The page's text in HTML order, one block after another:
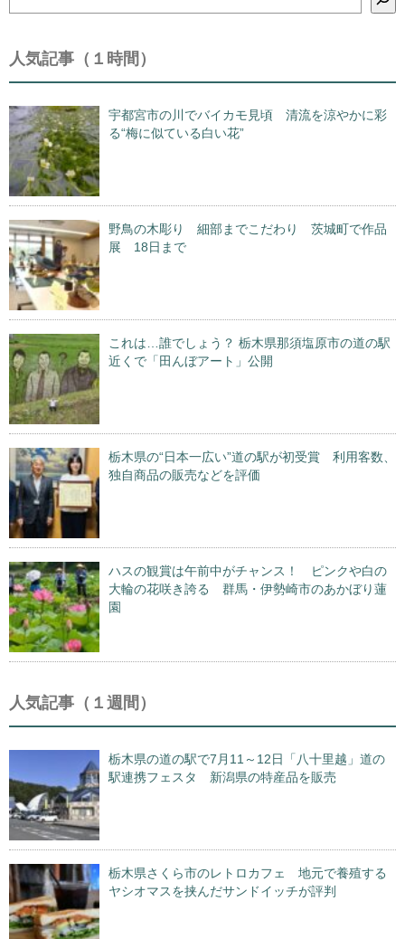
人気記事（１時間）
宇都宮市の川でバイカモ見頃 清流を涼やかに彩
る“梅に似ている白い花”
野鳥の木彫り 細部までこだわり 茨城町で作品
展 18日まで
これは…誰でしょう？ 栃木県那須塩原市の道の駅
近くで「田んぼアート」公開
栃木県の“日本一広い”道の駅が初受賞 利用客数、
独自商品の販売などを評価
ハスの観賞は午前中がチャンス！ ピンクや白の
大輪の花咲き誇る 群馬・伊勢崎市のあかぼり蓮
園
人気記事（１週間）
栃木県の道の駅で7月11～12日「八十里越」道の
駅連携フェスタ 新潟県の特産品を販売
栃木県さくら市のレトロカフェ 地元で養殖する
ヤシオマスを挟んだサンドイッチが評判